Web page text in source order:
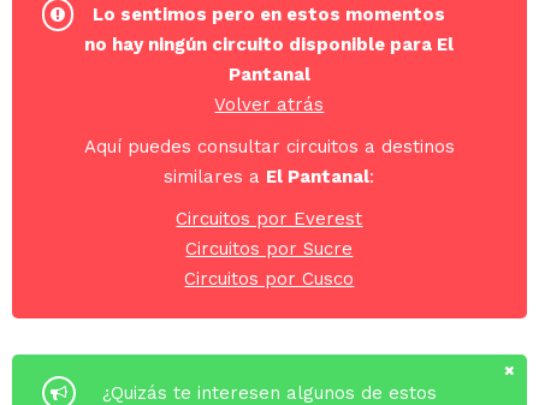
Lo sentimos pero en estos momentos
no hay ningún circuito disponible para El
Pantanal
Volver atrás
Aquí puedes consultar circuitos a destinos
similares a El Pantanal:
Circuitos por Everest
Circuitos por Sucre
Circuitos por Cusco
¿Quizás te interesen algunos de estos